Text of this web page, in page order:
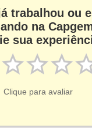
trabalhou ou
na
sua
Clique para avaliar